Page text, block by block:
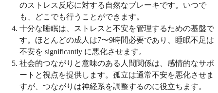
のストレス反応に対する自然なブレーキです。いつで
も、どこでも行うことができます。
十分な睡眠は、ストレスと不安を管理するための基盤で
す。ほとんどの成人は7〜9時間必要であり、睡眠不足は
不安を significantly に悪化させます。
社会的つながりと意味のある人間関係は、感情的なサポ
ートと視点を提供します。孤立は通常不安を悪化させま
すが、つながりは神経系を調整するのに役立ちます。